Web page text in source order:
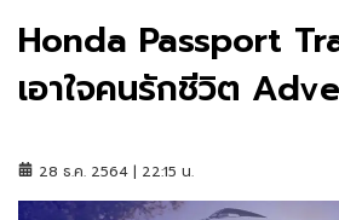
Honda Passport
เอาใจคนรักชีวิต
28 ธ.ค. 2564 | 22:15 น.